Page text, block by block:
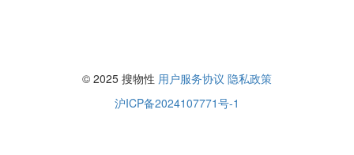
© 2025 搜物性 用户服务协议 隐私政策
沪ICP备2024107771号-1